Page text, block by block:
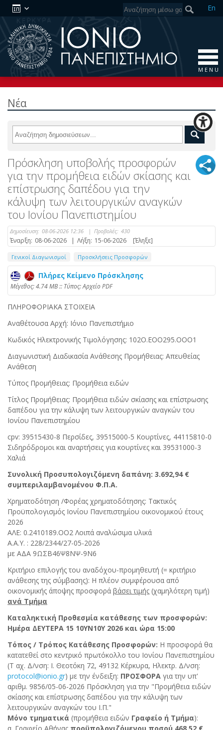
En
M E N U
Νέα
Πρόσκληση υποβολής προσφορών
για την προμήθεια ειδών σκίασης και
επίστρωσης δαπέδου για την
κάλυψη των λειτουργικών αναγκών
του Ιονίου Πανεπιστημίου
Δημοσίευση: 08-06-2026 12:36 | Προβολές: 430
Έναρξη: 08-06-2026 | Λήξη: 15-06-2026 [Έληξε]
Γενικοί Διαγωνισμοί Προσκλήσεις Προσφορών
Πλήρες Κείμενο Πρόσκλησης
Mέγεθος: 4.74 MB :: Τύπος: Αρχείο PDF
ΠΛΗΡΟΦΟΡΙΑΚΑ ΣΤΟΙΧΕΙΑ
Αναθέτουσα Αρχή: Ιόνιο Πανεπιστήμιο
Κωδικός Ηλεκτρονικής Τιμολόγησης: 102Ο.ΕΟΟ295.ΟΟΟ1
Διαγωνιστική Διαδικασία Ανάθεσης Προμήθειας: Απευθείας
Ανάθεση
Τύπος Προμήθειας: Προμήθεια ειδών
Τίτλος Προμήθειας: Προμήθεια ειδών σκίασης και επίστρωσης
δαπέδου για την κάλυψη των λειτουργικών αναγκών του
Ιονίου Πανεπιστημίου
cpv: 39515430-8 Περσίδες, 39515000-5 Κουρτίνες, 44115810-0
Σιδηρόδρομοι και αναρτήσεις για κουρτίνες και 39531000-3
Χαλιά
Συνολική Προσυπολογιζόμενη δαπάνη: 3.692,94 €
συμπεριλαμβανομένου Φ.Π.Α.
Χρηματοδότηση /Φορέας χρηματοδότησης: Τακτικός
Προϋπολογισμός Ιονίου Πανεπιστημίου οικονομικού έτους
2026
ΑΛΕ: 0.2410189.ΟΟ2 Λοιπά αναλώσιμα υλικά
Α.Α.Υ. : 228/2344/27-05-2026
με ΑΔΑ 9ΩΣΒ46Ψ8ΝΨ-9Ν6
Κριτήριο επιλογής του αναδόχου-προμηθευτή (= κριτήριο
ανάθεσης της σύμβασης): Η πλέον συμφέρουσα από
οικονομικής άποψης προσφορά βάσει τιμής (χαμηλότερη τιμή)
ανά Τμήμα
Καταληκτική Προθεσμία κατάθεσης των προσφορών:
Ημέρα ΔΕΥΤΕΡΑ 15 10YN10Y 2026 και ώρα 15:00
Τόπος / Τρόπος Κατάθεσης Προσφορών: Η προσφορά θα
κατατεθεί στο κεντρικό πρωτόκολλο του Ιονίου Πανεπιστημίου
(Τ αχ. Δ/νση: Ι. Θεοτόκη 72, 49132 Κέρκυρα, Ηλεκτρ. Δ/νση:
protocol@ionio.gr) με την ένδειξη: ΠΡΟΣΦΟΡΑ για την υπ'
αριθμ. 9856/05-06-2026 Πρόσκληση για την "Προμήθεια ειδών
σκίασης και επίστρωσης δαπέδου για την κάλυψη των
λειτουργικών αναγκών του Ι.Π."
Μόνο τμηματικά (προμήθεια ειδών Γραφείο ή Τμήμα):